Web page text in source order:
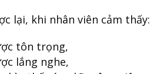
lại, khi nhân viên cảm thấy:
tôn trọng,
lắng nghe,